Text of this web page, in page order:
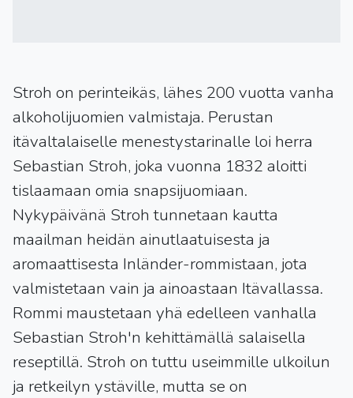
Stroh on perinteikäs, lähes 200 vuotta vanha
alkoholijuomien valmistaja. Perustan
itävaltalaiselle menestystarinalle loi herra
Sebastian Stroh, joka vuonna 1832 aloitti
tislaamaan omia snapsijuomiaan.
Nykypäivänä Stroh tunnetaan kautta
maailman heidän ainutlaatuisesta ja
aromaattisesta Inländer-rommistaan, jota
valmistetaan vain ja ainoastaan Itävallassa.
Rommi maustetaan yhä edelleen vanhalla
Sebastian Stroh'n kehittämällä salaisella
reseptillä. Stroh on tuttu useimmille ulkoilun
ja retkeilyn ystäville, mutta se on